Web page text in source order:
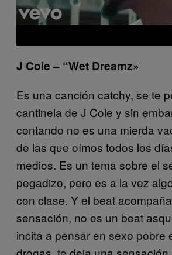
J Cole – “Wet Dreamz»
Es una canción catchy, se te
cantinela de J Cole y sin
contando no es una mierda
de las que oímos todos los
medios. Es un tema sobre el
pegadizo, pero es a la vez
con clase. Y el beat
sensación, no es un beat
incita a pensar en sexo pobre